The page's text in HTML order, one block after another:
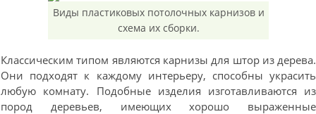
Виды пластиковых потолочных карнизов и
схема их сборки.
Классическим типом являются карнизы для штор из дерева.
Они подходят к каждому интерьеру, способны украсить
любую комнату. Подобные изделия изготавливаются из
пород деревьев, имеющих хорошо выраженные